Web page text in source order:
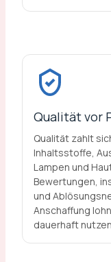
Qualität vor
Qualität zahlt
Inhaltsstoffe,
Lampen und
Bewertungen,
und
Anschaffung
dauerhaft